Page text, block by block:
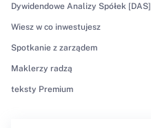
Dywidendowe Analizy Spółek [DAS]
Wiesz w co inwestujesz
Spotkanie z zarządem
Maklerzy radzą
teksty Premium